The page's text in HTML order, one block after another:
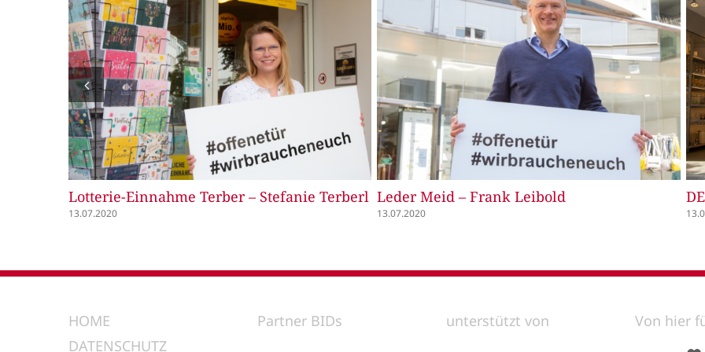
Lotterie-Einnahme Terber – Stefanie Terberl
13.07.2020
Leder Meid – Frank Leibold
13.07.2020
HOME
DATENSCHUTZ
Partner BIDs unterstützt von Von hier